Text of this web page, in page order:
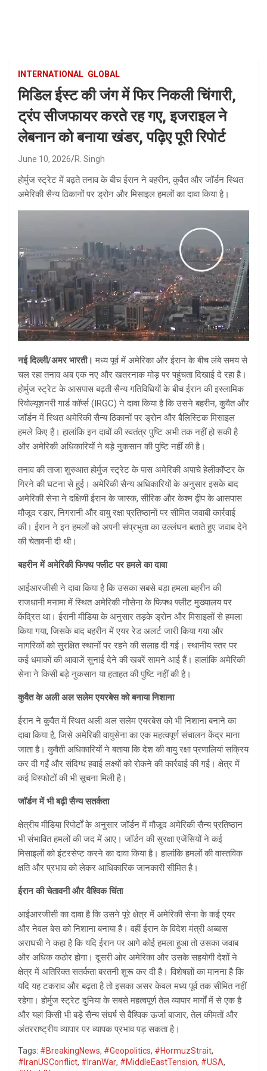
INTERNATIONAL GLOBAL
मिडिल ईस्ट की जंग में फिर निकली चिंगारी,
ट्रंप सीजफायर करते रह गए, इजराइल ने
लेबनान को बनाया खंडर, पढ़िए पूरी रिपोर्ट
June 10, 2026 R. Singh
होर्मुज स्ट्रेट में बढ़ते तनाव के बीच ईरान ने बहरीन, कुवैत और जॉर्डन स्थित
अमेरिकी सैन्य ठिकानों पर ड्रोन और मिसाइल हमलों का दावा किया है।
नई दिल्ली/अमर भारती।मध्य पूर्व में अमेरिका और ईरान के बीच लंबे समय से
चल रहा तनाव अब एक नए और खतरनाक मोड़ पर पहुंचता दिखाई दे रहा है।
होर्मुज स्ट्रेट के आसपास बढ़ती सैन्य गतिविधियों के बीच ईरान की इस्लामिक
रिवोल्यूशनरी गार्ड कॉर्प्स (IRGC) ने दावा किया है कि उसने बहरीन, कुवैत और
जॉर्डन में स्थित अमेरिकी सैन्य ठिकानों पर ड्रोन और बैलिस्टिक मिसाइल
हमले किए हैं। हालांकि इन दावों की स्वतंत्र पुष्टि अभी तक नहीं हो सकी है
और अमेरिकी अधिकारियों ने बड़े नुकसान की पुष्टि नहीं की है।
तनाव की ताजा शुरुआत होर्मुज स्ट्रेट के पास अमेरिकी अपाचे हेलीकॉप्टर के
गिरने की घटना से हुई। अमेरिकी सैन्य अधिकारियों के अनुसार इसके बाद
अमेरिकी सेना ने दक्षिणी ईरान के जास्क, सीरिक और केश्म द्वीप के आसपास
मौजूद रडार, निगरानी और वायु रक्षा प्रतिष्ठानों पर सीमित जवाबी कार्रवाई
की। ईरान ने इन हमलों को अपनी संप्रभुता का उल्लंघन बताते हुए जवाब देने
की चेतावनी दी थी।
बहरीन में अमेरिकी फिफ्थ फ्लीट पर हमले का दावा
आईआरजीसी ने दावा किया है कि उसका सबसे बड़ा हमला बहरीन की
राजधानी मनामा में स्थित अमेरिकी नौसेना के फिफ्थ फ्लीट मुख्यालय पर
केंद्रित था। ईरानी मीडिया के अनुसार तड़के ड्रोन और मिसाइलों से हमला
किया गया, जिसके बाद बहरीन में एयर रेड अलर्ट जारी किया गया और
नागरिकों को सुरक्षित स्थानों पर रहने की सलाह दी गई। स्थानीय स्तर पर
कई धमाकों की आवाजें सुनाई देने की खबरें सामने आई हैं। हालांकि अमेरिकी
सेना ने किसी बड़े नुकसान या हताहत की पुष्टि नहीं की है।
कुवैत के अली अल सलेम एयरबेस को बनाया निशाना
ईरान ने कुवैत में स्थित अली अल सलेम एयरबेस को भी निशाना बनाने का
दावा किया है, जिसे अमेरिकी वायुसेना का एक महत्वपूर्ण संचालन केंद्र माना
जाता है। कुवैती अधिकारियों ने बताया कि देश की वायु रक्षा प्रणालियां सक्रिय
कर दी गईं और संदिग्ध हवाई लक्ष्यों को रोकने की कार्रवाई की गई। क्षेत्र में
कई विस्फोटों की भी सूचना मिली है।
जॉर्डन में भी बढ़ी सैन्य सतर्कता
क्षेत्रीय मीडिया रिपोर्टों के अनुसार जॉर्डन में मौजूद अमेरिकी सैन्य प्रतिष्ठान
भी संभावित हमलों की जद में आए। जॉर्डन की सुरक्षा एजेंसियों ने कई
मिसाइलों को इंटरसेप्ट करने का दावा किया है। हालांकि हमलों की वास्तविक
क्षति और प्रभाव को लेकर आधिकारिक जानकारी सीमित है।
ईरान की चेतावनी और वैश्विक चिंता
आईआरजीसी का दावा है कि उसने पूरे क्षेत्र में अमेरिकी सेना के कई एयर
और नेवल बेस को निशाना बनाया है। वहीं ईरान के विदेश मंत्री अब्बास
अराघची ने कहा है कि यदि ईरान पर आगे कोई हमला हुआ तो उसका जवाब
और अधिक कठोर होगा। दूसरी ओर अमेरिका और उसके सहयोगी देशों ने
क्षेत्र में अतिरिक्त सतर्कता बरतनी शुरू कर दी है। विशेषज्ञों का मानना है कि
यदि यह टकराव और बढ़ता है तो इसका असर केवल मध्य पूर्व तक सीमित नहीं
रहेगा। होर्मुज स्ट्रेट दुनिया के सबसे महत्वपूर्ण तेल व्यापार मार्गों में से एक है
और यहां किसी भी बड़े सैन्य संघर्ष से वैश्विक ऊर्जा बाजार, तेल कीमतों और
अंतरराष्ट्रीय व्यापार पर व्यापक प्रभाव पड़ सकता है।
Tags: #BreakingNews, #Geopolitics, #HormuzStrait,
#IranUSConflict, #IranWar, #MiddleEastTension, #USA,